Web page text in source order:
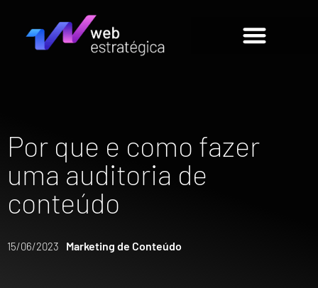
Por que e como fazer
uma auditoria de
conteúdo
15/06/2023 Marketing de Conteúdo